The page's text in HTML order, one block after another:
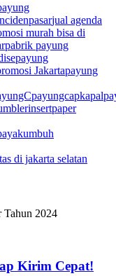
jual agenda
murah bisa di
pabrik payung
payung
Jakartapayung
payungcapkapal
di jakarta selatan
Kirim Cepat!